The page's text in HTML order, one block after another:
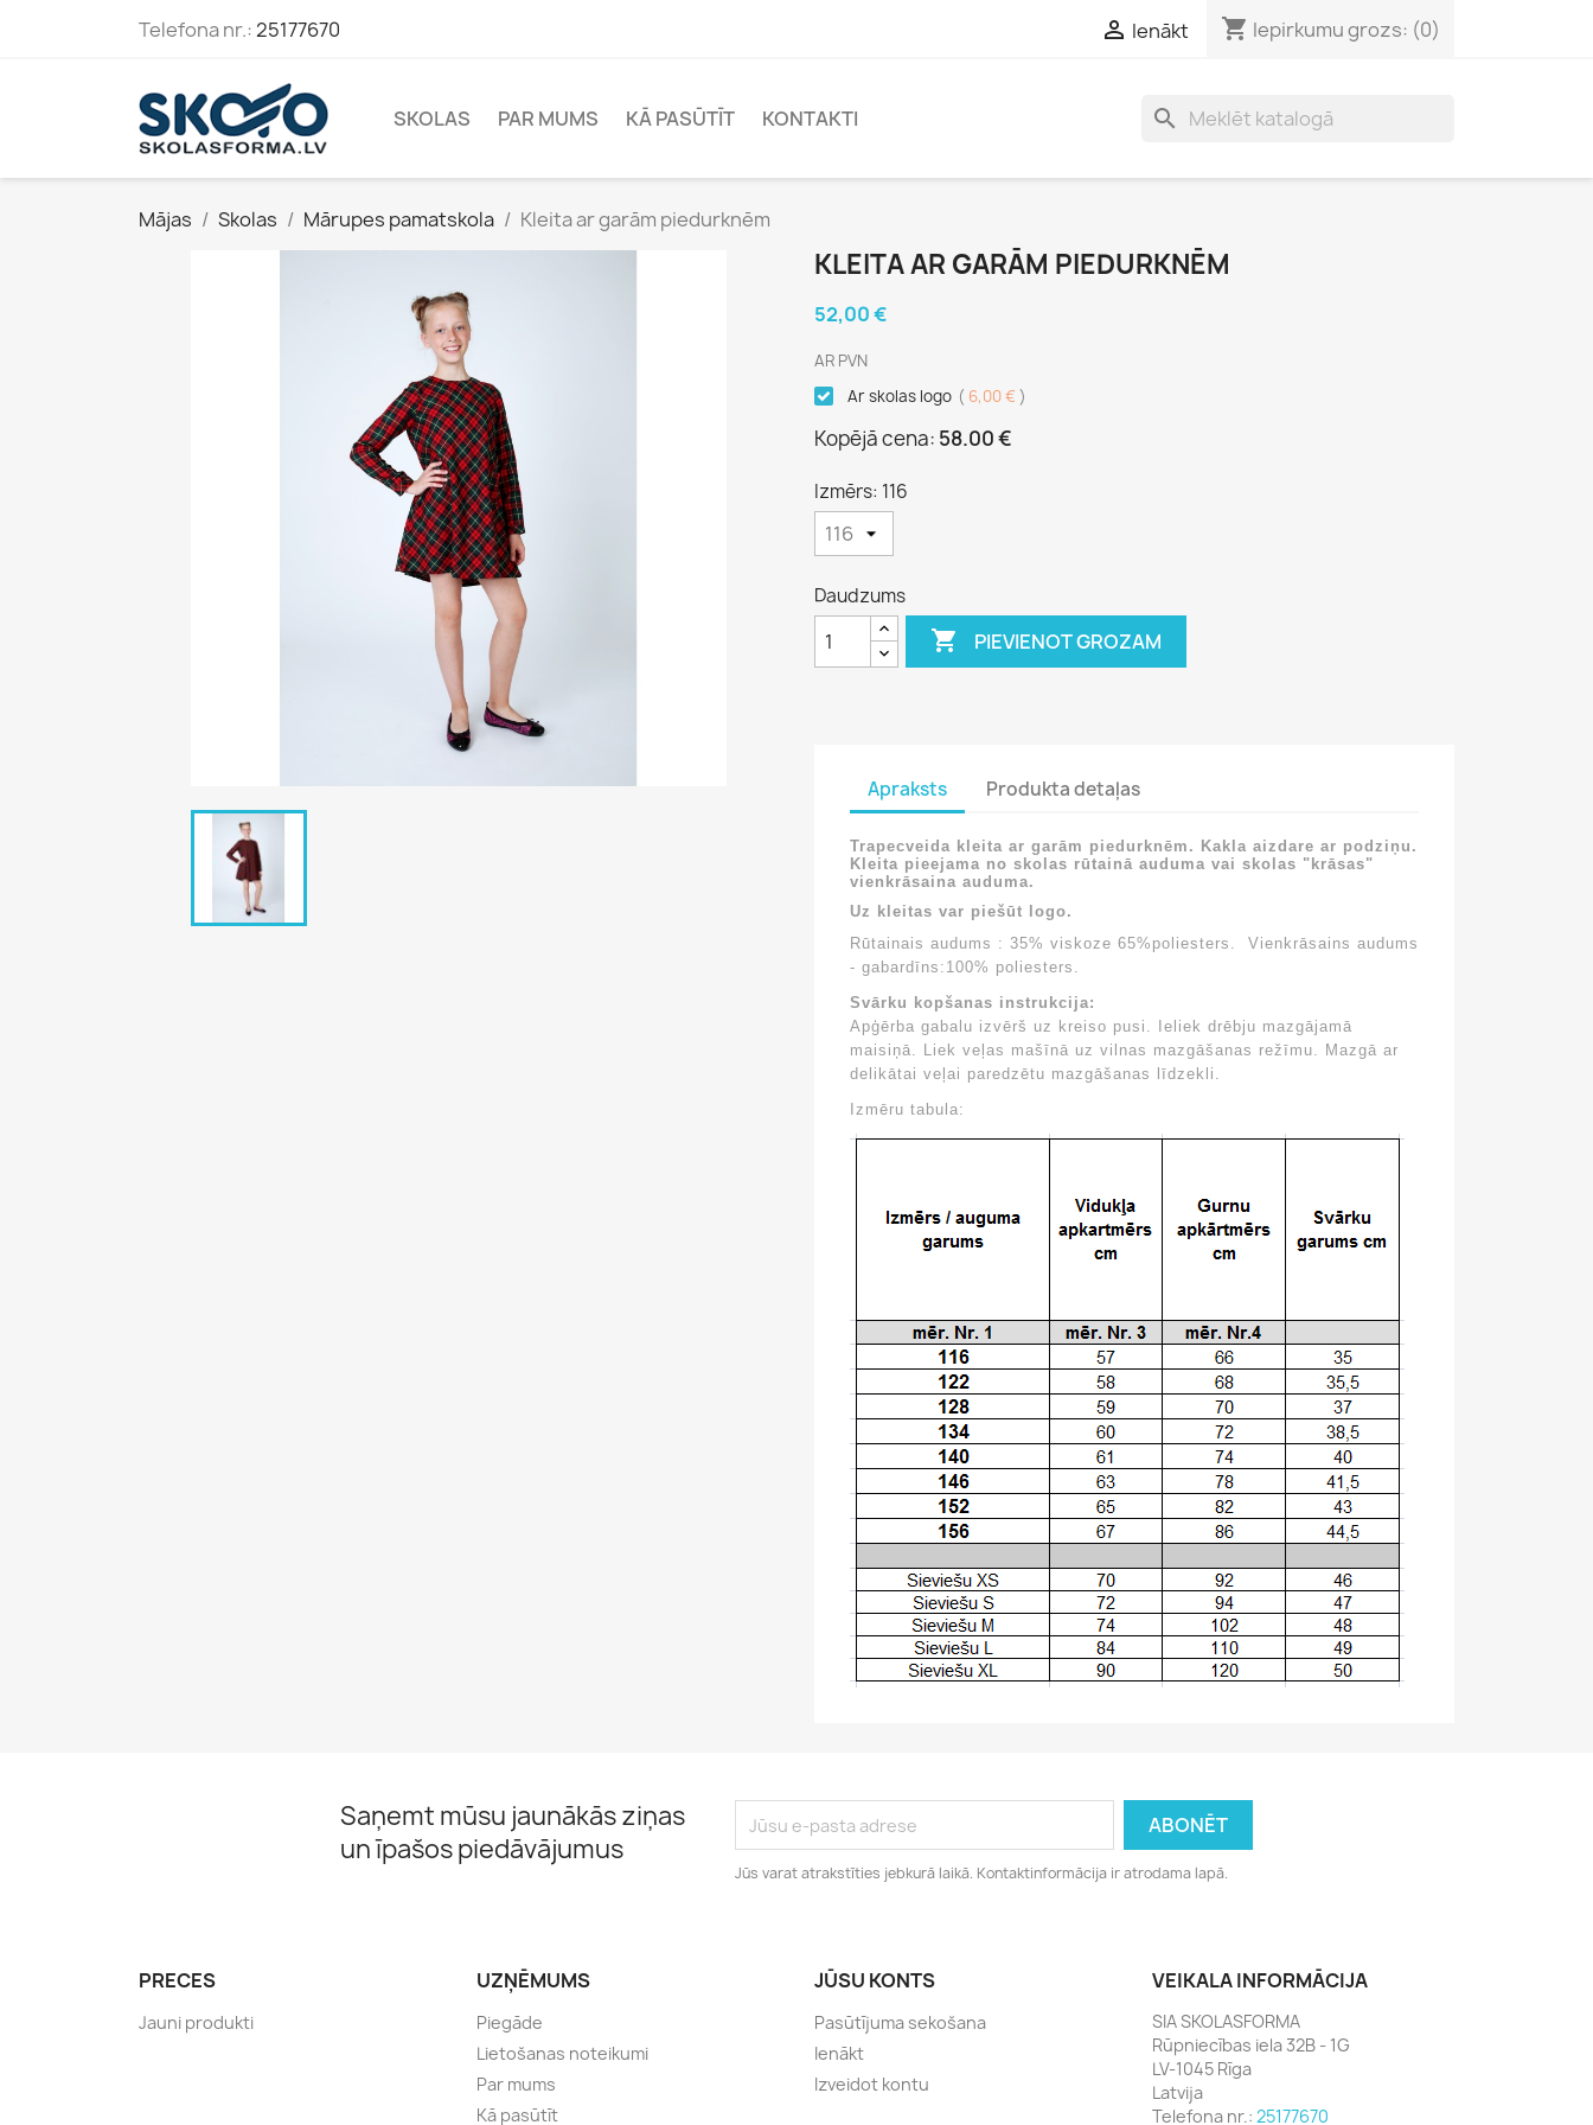
Telefona nr.:25177670  Ienākt shopping_cart Iepirkumu grozs: (0)
SKOLAS PAR MUMS KĀ PASŪTĪT KONTAKTI search
Mājas Skolas Mārupes pamatskola Kleita ar garām piedurknēm
KLEITA AR GARĀM PIEDURKNĒM
52,00 €
AR PVN
Ar skolas logo ( 6,00 € )
Kopējā cena: 58.00 €
Izmērs: 116
Daudzums
 PIEVIENOT GROZAM
Apraksts Produkta detaļas
Trapecveida kleita ar garām piedurknēm. Kakla aizdare ar podziņu.
Kleita pieejama no skolas rūtainā auduma vai skolas "krāsas"
vienkrāsaina auduma.
Uz kleitas var piešūt logo.
Rūtainais audums : 35% viskoze 65%poliesters. Vienkrāsains audums
- gabardīns:100% poliesters.
Svārku kopšanas instrukcija:
Apģērba gabalu izvērš uz kreiso pusi. Ieliek drēbju mazgājamā
maisiņā. Liek veļas mašīnā uz vilnas mazgāšanas režīmu. Mazgā ar
delikātai veļai paredzētu mazgāšanas līdzekli.
Izmēru tabula:
Saņemt mūsu jaunākās ziņas
un īpašos piedāvājumus
Jūs varat atrakstīties jebkurā laikā. Kontaktinformācija ir atrodama lapā.
PRECES
Jauni produkti
UZŅĒMUMS
Piegāde
Lietošanas noteikumi
Par mums
Kā pasūtīt
JŪSU KONTS
Pasūtījuma sekošana
Ienākt
Izveidot kontu
VEIKALA INFORMĀCIJA
SIA SKOLASFORMA
Rūpniecības iela 32B - 1G
LV-1045 Rīga
Latvija
Telefona nr.: 25177670